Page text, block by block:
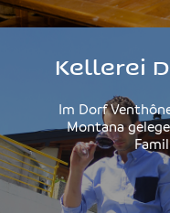
Kellerei
Im Dorf
Montana